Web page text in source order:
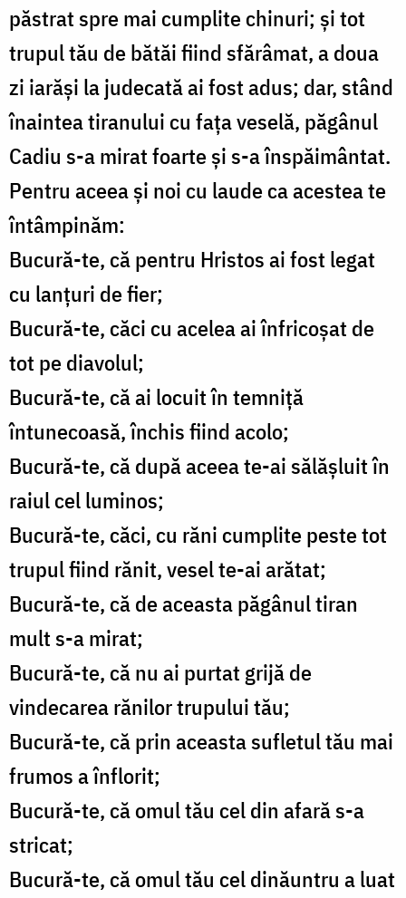
păstrat spre mai cumplite chinuri; şi tot
trupul tău de bătăi fiind sfărâmat, a doua
zi iarăşi la judecată ai fost adus; dar, stând
înaintea tiranului cu faţa veselă, păgânul
Cadiu s-a mirat foarte şi s-a înspăimântat.
Pentru aceea şi noi cu laude ca acestea te
întâmpinăm:
Bucură-te, că pentru Hristos ai fost legat
cu lanţuri de fier;
Bucură-te, căci cu acelea ai înfricoşat de
tot pe diavolul;
Bucură-te, că ai locuit în temniţă
întunecoasă, închis fiind acolo;
Bucură-te, că după aceea te-ai sălăşluit în
raiul cel luminos;
Bucură-te, căci, cu răni cumplite peste tot
trupul fiind rănit, vesel te-ai arătat;
Bucură-te, că de aceasta păgânul tiran
mult s-a mirat;
Bucură-te, că nu ai purtat grijă de
vindecarea rănilor trupului tău;
Bucură-te, că prin aceasta sufletul tău mai
frumos a înflorit;
Bucură-te, că omul tău cel din afară s-a
stricat;
Bucură-te, că omul tău cel dinăuntru a luat